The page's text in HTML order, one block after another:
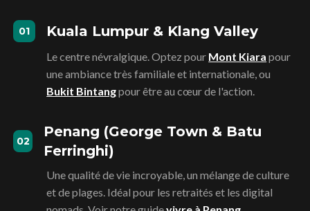
01 Kuala Lumpur & Klang Valley
Le centre névralgique. Optez pour Mont Kiara pour
une ambiance très familiale et internationale, ou
Bukit Bintangpour être au cœur de l'action.
02
Penang (George Town & Batu
Ferringhi)
Une qualité de vie incroyable, un mélange de culture
et de plages. Idéal pour les retraités et les digital